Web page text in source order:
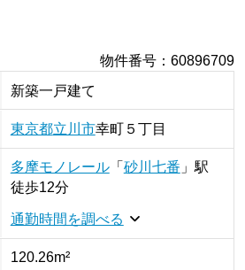
物件番号 ：60896709
新築一戸建て
東京都立川市幸町５丁目
多摩モノレール「 砂川七番 」 駅
徒歩12分
通勤時間を調べる
120.26m²